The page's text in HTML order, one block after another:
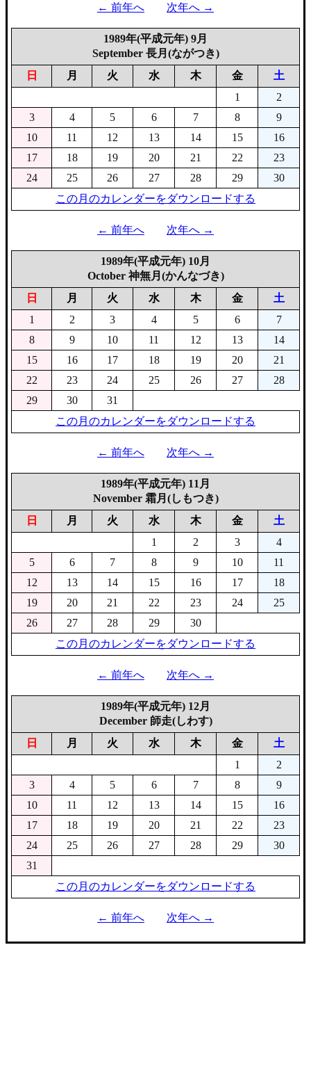
← 前年へ 次年へ →
1989年(平成元年) 9月
September 長月(ながつき)
日
月 火 水 木 金
土
1
2
3
4 5 6 7 8
9
10
11 12 13 14 15
16
17
18 19 20 21 22
23
24
25 26 27 28 29
30
この月のカレンダーをダウンロードする
← 前年へ 次年へ →
1989年(平成元年) 10月
October 神無月(かんなづき)
日
月 火 水 木 金
土
1
2 3 4 5 6
7
8
9 10 11 12 13
14
15
16 17 18 19 20
21
22
23 24 25 26 27
28
29
30
31
この月のカレンダーをダウンロードする
← 前年へ 次年へ →
1989年(平成元年) 11月
November 霜月(しもつき)
日
月 火 水 木 金
土
1
2 3
4
5
6 7 8 9 10
11
12
13 14 15 16 17
18
19
20 21 22 23 24
25
26
27 28 29
30
この月のカレンダーをダウンロードする
← 前年へ 次年へ →
1989年(平成元年) 12月
December 師走(しわす)
日
月 火 水 木 金
土
1
2
3
4 5 6 7 8
9
10
11 12 13 14 15
16
17
18 19 20 21 22
23
24
25 26 27 28 29
30
31
この月のカレンダーをダウンロードする
← 前年へ 次年へ →